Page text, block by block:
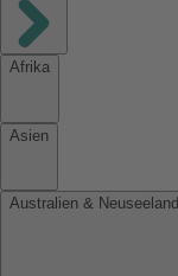
Afrika
Asien
Australien & Neuseeland